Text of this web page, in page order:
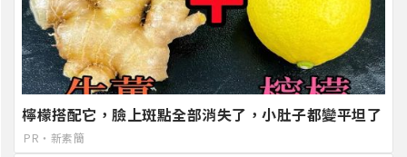
檸檬搭配它，臉上斑點全部消失了，小肚子都變平坦了
PR・新素簡